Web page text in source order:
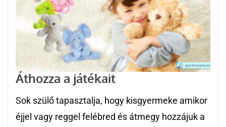
Áthozza a játékait
Sok szülő tapasztalja, hogy kisgyermeke amikor
éjjel vagy reggel felébred és átmegy hozzájuk a